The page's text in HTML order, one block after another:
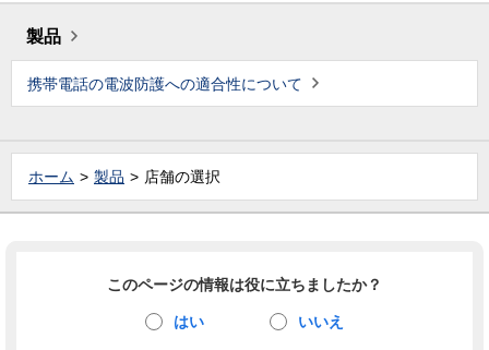
製品
携帯電話の電波防護への適合性について
ホーム 製品 店舗の選択
このページの情報は役に立ちましたか？
はい いいえ